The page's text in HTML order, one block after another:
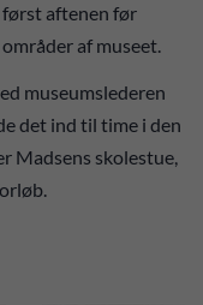
først aftenen før
af museet.
museumslederen
det ind til time i den
Madsens skolestue,